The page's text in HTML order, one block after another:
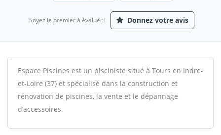
Soyez le premier à évaluer ! Donnez votre avis
Espace Piscines est un pisciniste situé à Tours en Indre-
et-Loire (37) et spécialisé dans la construction et
rénovation de piscines, la vente et le dépannage
d’accessoires.